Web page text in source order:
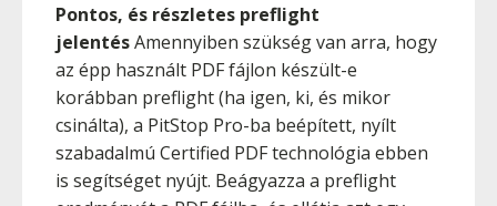
Pontos, és részletes preflight
jelentésAmennyiben szükség van arra, hogy
az épp használt PDF fájlon készült-e
korábban preflight (ha igen, ki, és mikor
csinálta), a PitStop Pro-ba beépített, nyílt
szabadalmú Certified PDF technológia ebben
is segítséget nyújt. Beágyazza a preflight